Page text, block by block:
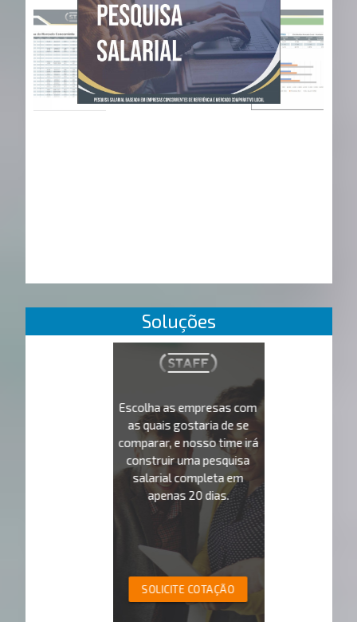
Soluções
Escolha as empresas com
as quais gostaria de se
comparar, e nosso time irá
construir uma pesquisa
salarial completa em
apenas 20 dias.
SOLICITE COTAÇÃO